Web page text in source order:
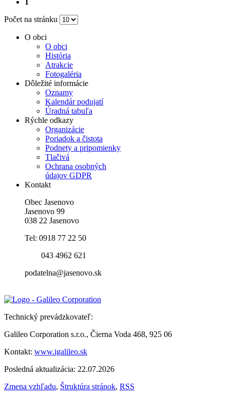
1
Počet na stránku
O obci
O obci
História
Atrakcie
Fotogaléria
Dôležité informácie
Oznamy
Kalendár podujatí
Úradná tabuľa
Rýchle odkazy
Organizácie
Poriadok a čistota
Podnety a pripomienky
Tlačivá
Ochrana osobných
údajov GDPR
Kontakt
Obec Jasenovo
Jasenovo 99
038 22 Jasenovo
Tel: 0918 77 22 50
043 4962 621
podatelna@jasenovo.sk
Technický prevádzkovateľ:
Galileo Corporation s.r.o., Čierna Voda 468, 925 06
Kontakt: www.igalileo.sk
Posledná aktualizácia: 22.07.2026
Zmena vzhľadu, Štruktúra stránok, RSS